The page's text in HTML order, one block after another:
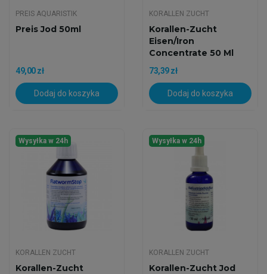
PREIS AQUARISTIK
Preis Jod 50ml
49,00 zł
Dodaj do koszyka
KORALLEN ZUCHT
Korallen-Zucht
Eisen/Iron
Concentrate 50 Ml
73,39 zł
Dodaj do koszyka
Wysyłka w 24h
KORALLEN ZUCHT
Korallen-Zucht
Wysyłka w 24h
KORALLEN ZUCHT
Korallen-Zucht Jod